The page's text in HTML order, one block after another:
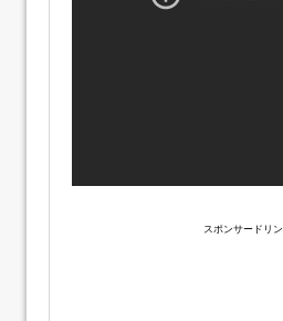
スポンサードリ